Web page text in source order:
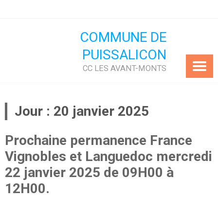
COMMUNE DE
PUISSALICON
CC LES AVANT-MONTS
Jour : 20 janvier 2025
Prochaine permanence France
Vignobles et Languedoc mercredi
22 janvier 2025 de 09H00 à
12H00.